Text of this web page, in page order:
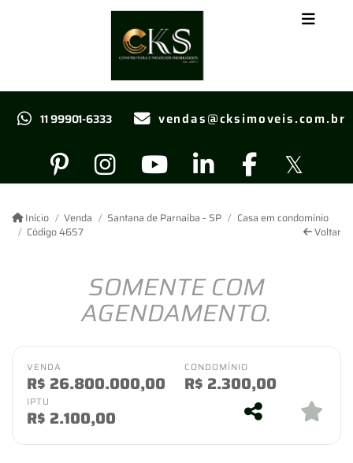
11 99901-6333 vendas@cksimoveis.com.br
Início Venda Santana de Parnaíba - SP
Casa em condomínio
Código 4657
Voltar
SOMENTE COM
AGENDAMENTO.
VENDA
R$ 26.800.000,00
CONDOMÍNIO
R$ 2.300,00
IPTU
R$ 2.100,00